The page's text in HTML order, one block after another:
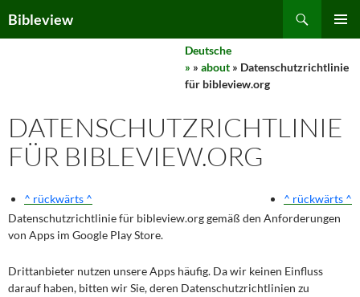
toBibleview
Deutsche
» » about » Datenschutzrichtlinie
für bibleview.org
DATENSCHUTZRICHTLINIE
FÜR BIBLEVIEW.ORG
^ rückwärts ^
^ rückwärts ^
Datenschutzrichtlinie für bibleview.org gemäß den Anforderungen
von Apps im Google Play Store.
Drittanbieter nutzen unsere Apps häufig. Da wir keinen Einfluss
darauf haben, bitten wir Sie, deren Datenschutzrichtlinien zu